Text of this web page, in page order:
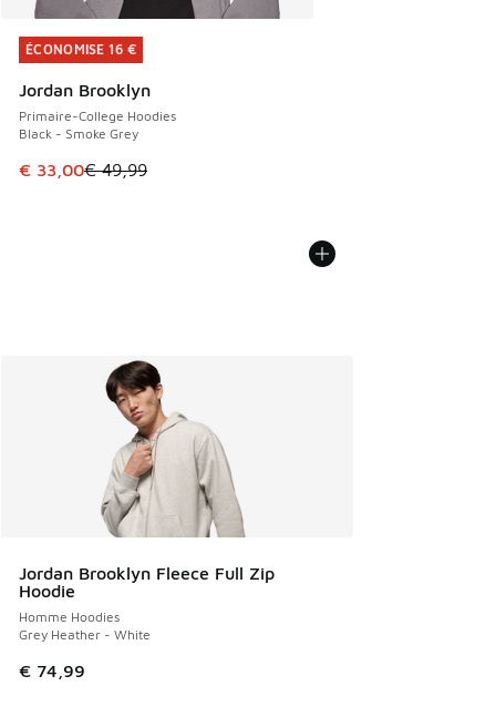
ÉCONOMISE 16 €
Jordan Brooklyn
Primaire-College Hoodies
Black - Smoke Grey
Cet article est en promotion. Prix en baisse de € 49,99 à
€ 33,00€ 49,99
ÉCONOMISE 16 €
Jordan Brooklyn Fleece Full Zip
Hoodie
Homme Hoodies
Grey Heather - White
€ 74,99